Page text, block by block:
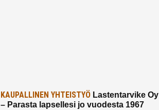
KAUPALLINEN YHTEISTYÖLastentarvike Oy
– Parasta lapsellesi jo vuodesta 1967